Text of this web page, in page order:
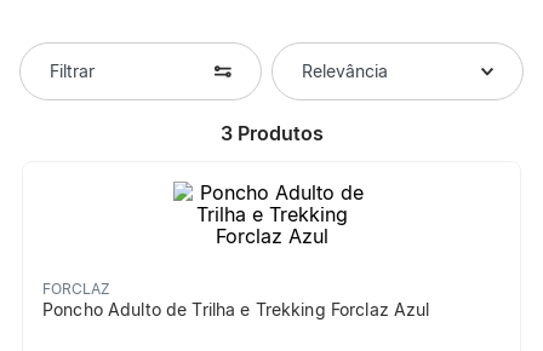
5ºFutebol Campo
Filtrar Relevância
3 Produtos
FORCLAZ
Poncho Adulto de Trilha e Trekking Forclaz Azul